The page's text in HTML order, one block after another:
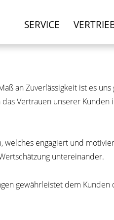
SERVICE
an Zuverlässigkeit ist es uns
Vertrauen unserer Kunden
welches engagiert und
untereinander.
gewährleistet dem